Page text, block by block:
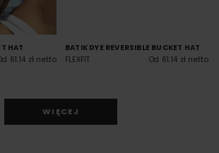
HAT
61.14 zł netto
BATIK DYE REVERSIBLE BUCKET HAT
FLEXFIT
Od 61.14 zł netto
WIĘCEJ